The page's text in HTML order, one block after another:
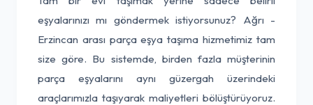
eşyalarınızı mı göndermek istiyorsunuz? Ağrı -
Erzincan arası parça eşya taşıma hizmetimiz tam
size göre. Bu sistemde, birden fazla müşterinin
parça eşyalarını aynı güzergah üzerindeki
araçlarımızla taşıyarak maliyetleri bölüştürüyoruz.